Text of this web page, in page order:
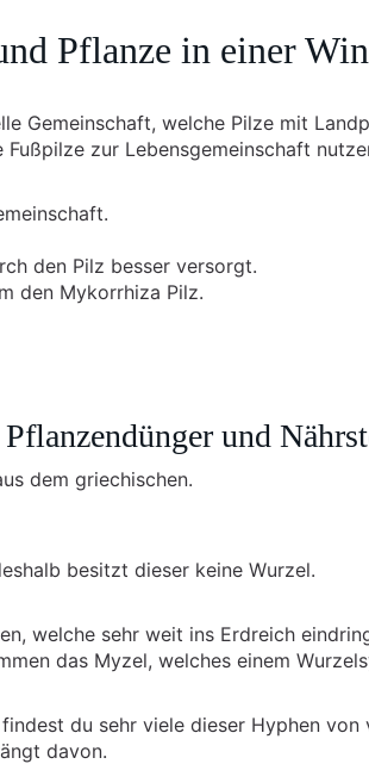
Pflanze in einer
Gemeinschaft, welche Pilze mit
zur Lebensgemeinschaft
den Pilz besser versorgt.
den Mykorrhiza Pilz.
und
dem griechischen.
besitzt dieser keine Wurzel.
welche sehr weit ins Erdreich
das Myzel, welches einem
du sehr viele dieser Hyphen von
davon.